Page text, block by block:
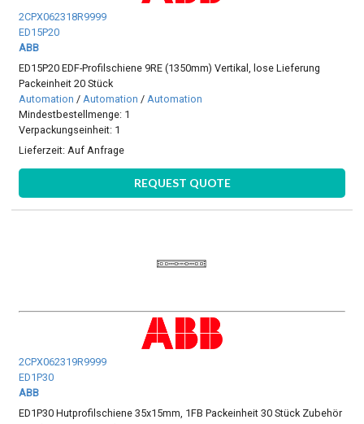
2CPX062318R9999
ED15P20
ABB
ED15P20 EDF-Profilschiene 9RE (1350mm) Vertikal, lose Lieferung
Packeinheit 20 Stück
Automation / Automation / Automation
Mindestbestellmenge: 1
Verpackungseinheit: 1
Lieferzeit:Auf Anfrage
REQUEST QUOTE
2CPX062319R9999
ED1P30
ABB
ED1P30 Hutprofilschiene 35x15mm, 1FB Packeinheit 30 Stück Zubehör